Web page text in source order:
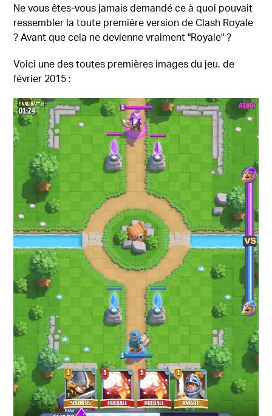
Ne vous êtes-vous jamais demandé ce à quoi pouvait
ressembler la toute première version de Clash Royale
? Avant que cela ne devienne vraiment "Royale" ?
Voici une des toutes premières images du jeu, de
février 2015 :